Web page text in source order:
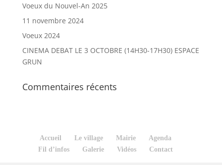
Voeux du Nouvel-An 2025
11 novembre 2024
Voeux 2024
CINEMA DEBAT LE 3 OCTOBRE (14H30-17H30) ESPACE
GRUN
Commentaires récents
Accueil Le village Mairie
Agenda
Fil d’infos
Galerie Vidéos Contact